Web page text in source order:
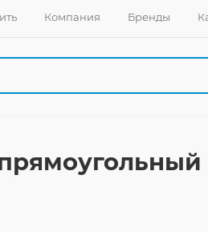
Компания Бренды